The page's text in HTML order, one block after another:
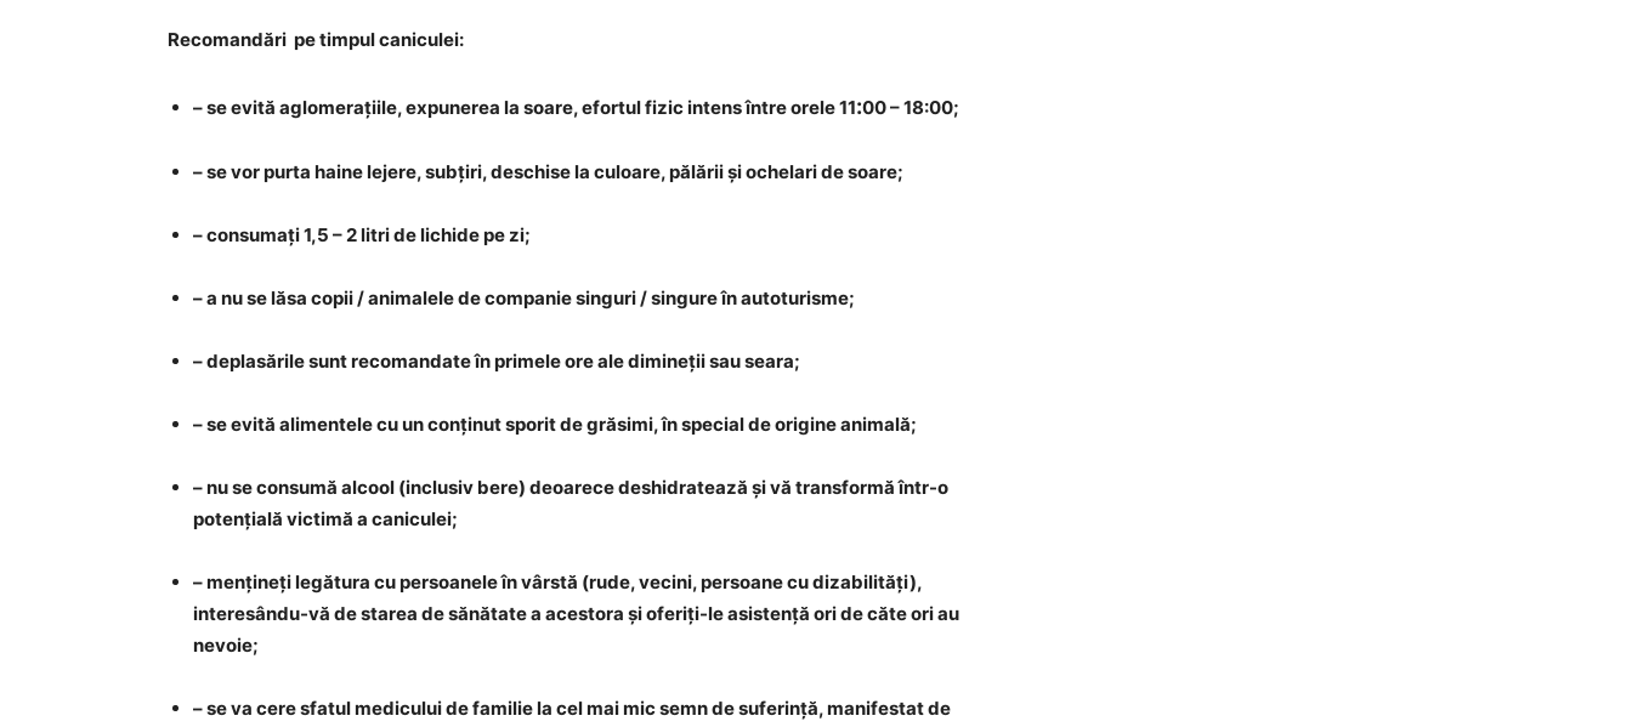
Recomandări pe timpul caniculei:
– se evită aglomerațiile, expunerea la soare, efortul fizic intens între orele 11:00 – 18:00;
– se vor purta haine lejere, subțiri, deschise la culoare, pălării și ochelari de soare;
– consumați 1,5 – 2 litri de lichide pe zi;
– a nu se lăsa copii / animalele de companie singuri / singure în autoturisme;
– deplasările sunt recomandate în primele ore ale dimineții sau seara;
– se evită alimentele cu un conținut sporit de grăsimi, în special de origine animală;
– nu se consumă alcool (inclusiv bere) deoarece deshidratează și vă transformă într-o
potențială victimă a caniculei;
– mențineți legătura cu persoanele în vârstă (rude, vecini, persoane cu dizabilități),
interesându-vă de starea de sănătate a acestora și oferiți-le asistență ori de căte ori au
nevoie;
– se va cere sfatul medicului de familie la cel mai mic semn de suferință, manifestat de